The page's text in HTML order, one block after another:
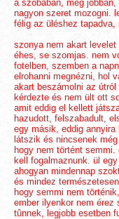
a szobában, még
nagyon szeret mozogni.
félig az üléshez
szonya nem akart
éhes, se szomjas. nem
fotelben, szemben a
elrohanni megnézni, hol
akart beszámolni az
kérdezte és nem ült ott
amit eddig el kellett
hazudott, felszabadult,
egy másik, eddig
látszik és nincsenek
hogy nem történt
kell fogalmaznunk. ül
ahogyan mindennap
és mindez
hogy semmi nem
ember ilyenkor nem
tûnnek, legjobb esetben